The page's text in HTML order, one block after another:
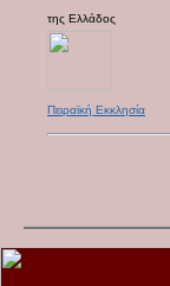
της Ελλάδος
Πειραϊκή Εκκλησία